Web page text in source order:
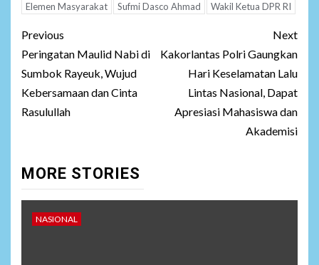
Elemen Masyarakat
Sufmi Dasco Ahmad Wakil Ketua DPR RI
Post
navigation
Previous
Peringatan Maulid Nabi di
Sumbok Rayeuk, Wujud
Kebersamaan dan Cinta
Rasulullah
Next
Kakorlantas Polri Gaungkan
Hari Keselamatan Lalu
Lintas Nasional, Dapat
Apresiasi Mahasiswa dan
Akademisi
MORE STORIES
NASIONAL